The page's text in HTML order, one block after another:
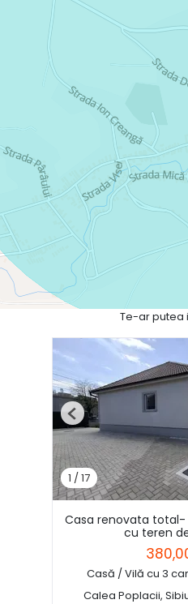
Te-ar putea
1 /17
Previous
Casa renovata total-
cu teren
Casă / Vilă cu 3
Calea Poplacii,